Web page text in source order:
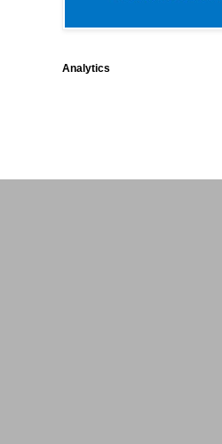
Analytics